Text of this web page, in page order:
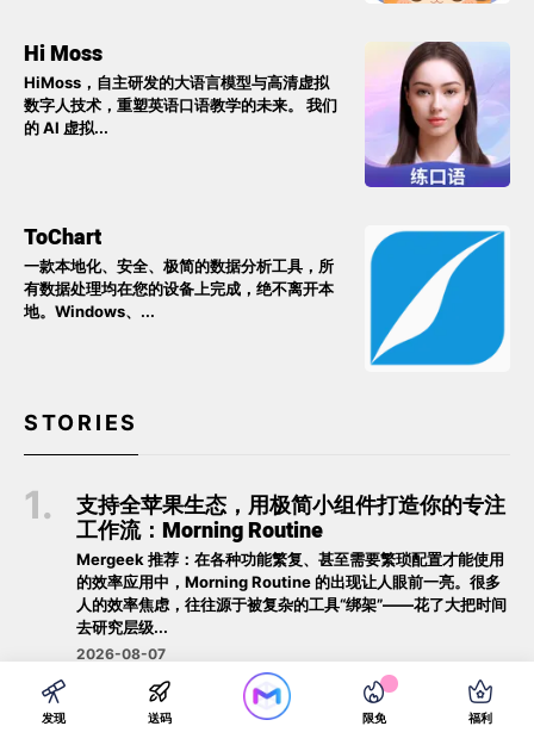
Hi Moss
HiMoss，自主研发的大语言模型与高清虚拟
数字人技术，重塑英语口语教学的未来。 我们
的 AI 虚拟...
ToChart
一款本地化、安全、极简的数据分析工具，所
有数据处理均在您的设备上完成，绝不离开本
地。Windows、...
STORIES
支持全苹果生态，用极简小组件打造你的专注
工作流：Morning Routine
Mergeek 推荐：在各种功能繁复、甚至需要繁琐配置才能使用
的效率应用中，Morning Routine 的出现让人眼前一亮。很多
人的效率焦虑，往往源于被复杂的工具“绑架”——花了大把时间
去研究层级...
2026-08-07
从被动内耗到主动治愈：全新升级的「此刻
发现 送码 限免 福利